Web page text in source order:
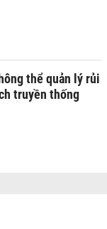
thể quản lý rủi
truyền thống